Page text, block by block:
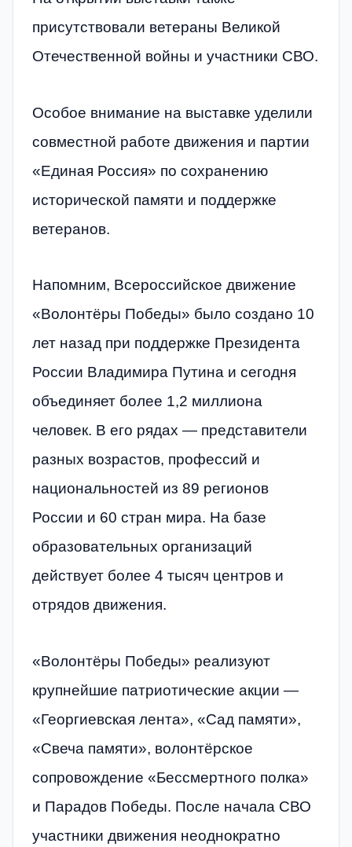
присутствовали ветераны Великой
Отечественной войны и участники СВО.
Особое внимание на выставке уделили
совместной работе движения и партии
«Единая Россия» по сохранению
исторической памяти и поддержке
ветеранов.
Напомним, Всероссийское движение
«Волонтёры Победы» было создано 10
лет назад при поддержке Президента
России Владимира Путина и сегодня
объединяет более 1,2 миллиона
человек. В его рядах — представители
разных возрастов, профессий и
национальностей из 89 регионов
России и 60 стран мира. На базе
образовательных организаций
действует более 4 тысяч центров и
отрядов движения.
«Волонтёры Победы» реализуют
крупнейшие патриотические акции —
«Георгиевская лента», «Сад памяти»,
«Свеча памяти», волонтёрское
сопровождение «Бессмертного полка»
и Парадов Победы. После начала СВО
участники движения неоднократно